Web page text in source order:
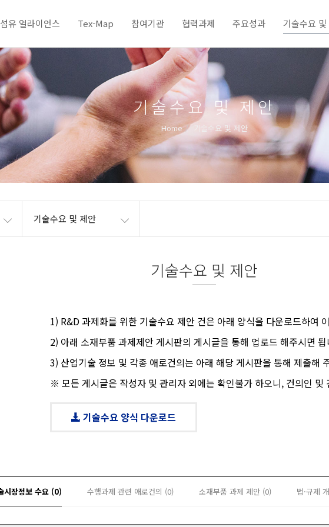
유 얼라이언스 Tex-Map 참여기관 협력과제 주요성과 기술수요
기술수요 및 제안
Home 기술수요 및 제안
기술수요 및 제안
기술수요 및 제안
1) R&D 과제화를 위한 기술수요 제안 건은 아래 양식을 다운로드하여
2) 아래 소재부품 과제제안 게시판의 게시글을 통해 업로드 해주시면
3) 산업기술 정보 및 각종 애로건의는 아래 해당 게시판을 통해 제출해
※ 모든 게시글은 작성자 및 관리자 외에는 확인불가 하오니, 건의인 및
기술수요 양식 다운로드
시장정보 수요 (0) 수행과제 관련 애로건의 (0) 소재부품 과제 제안 (0) 법·규제